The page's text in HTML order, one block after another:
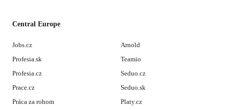
Central Europe
Jobs.cz
Profesia.sk
Profesia.cz
Prace.cz
Práca za rohom
Arnold
Teamio
Seduo.cz
Seduo.sk
Platy.cz